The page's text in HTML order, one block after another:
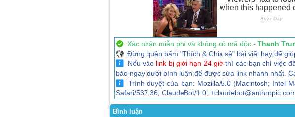
Xác nhận miễn phí và không có mã độc - Thanh
Đừng quên bấm "Thích & Chia sẻ" bài viết hay để
Nếu vào link bị giới hạn 24 giờthì các bạn chỉ việc
báo ngay dưới bình luận để được sửa link nhanh nhất.
Trình duyệt của bạn: Mozilla/5.0 (Macintosh; Intel
Safari/537.36; ClaudeBot/1.0;
Bình luận